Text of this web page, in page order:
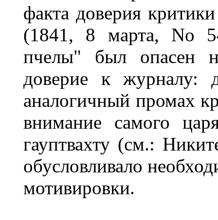
факта доверия
(1841, 8 марта, No
пчелы" был опасен
доверие к журналу:
аналогичный промах
внимание самого
гауптвахту (см.:
обусловливало
мотивировки.